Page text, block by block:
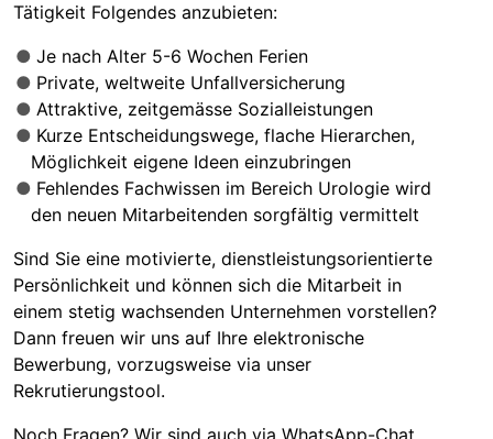
Tätigkeit Folgendes anzubieten:
Je nach Alter 5-6 Wochen Ferien
Private, weltweite Unfallversicherung
Attraktive, zeitgemässe Sozialleistungen
Kurze Entscheidungswege, flache Hierarchen,
Möglichkeit eigene Ideen einzubringen
Fehlendes Fachwissen im Bereich Urologie wird
den neuen Mitarbeitenden sorgfältig vermittelt
Sind Sie eine motivierte, dienstleistungsorientierte
Persönlichkeit und können sich die Mitarbeit in
einem stetig wachsenden Unternehmen vorstellen?
Dann freuen wir uns auf Ihre elektronische
Bewerbung, vorzugsweise via unser
Rekrutierungstool.